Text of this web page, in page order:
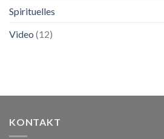
Spirituelles
Video (12)
KONTAKT